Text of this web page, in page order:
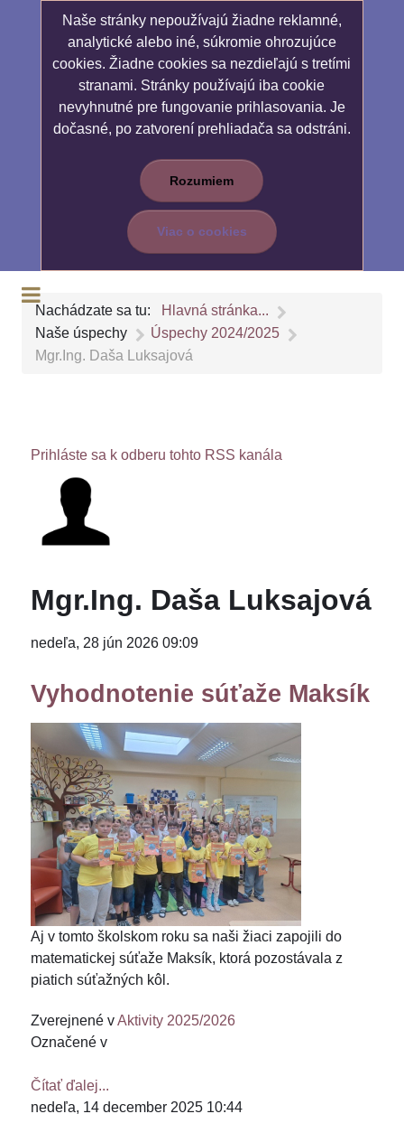
Naše stránky nepoužívajú žiadne reklamné,
analytické alebo iné, súkromie ohrozujúce
cookies. Žiadne cookies sa nezdieľajú s tretími
stranami. Stránky používajú iba cookie
nevyhnutné pre fungovanie prihlasovania. Je
dočasné, po zatvorení prehliadača sa odstráni.
Rozumiem
Viac o cookies
Nachádzate sa tu:
Hlavná stránka...
Naše úspechy
Úspechy 2024/2025
Mgr.Ing. Daša Luksajová
Prihláste sa k odberu tohto RSS kanála
Mgr.Ing. Daša Luksajová
nedeľa, 28 jún 2026 09:09
Vyhodnotenie súťaže Maksík
Aj v tomto školskom roku sa naši žiaci zapojili do
matematickej súťaže Maksík, ktorá pozostávala z
piatich súťažných kôl.
Zverejnené vAktivity 2025/2026
Označené v
Čítať ďalej...
nedeľa, 14 december 2025 10:44